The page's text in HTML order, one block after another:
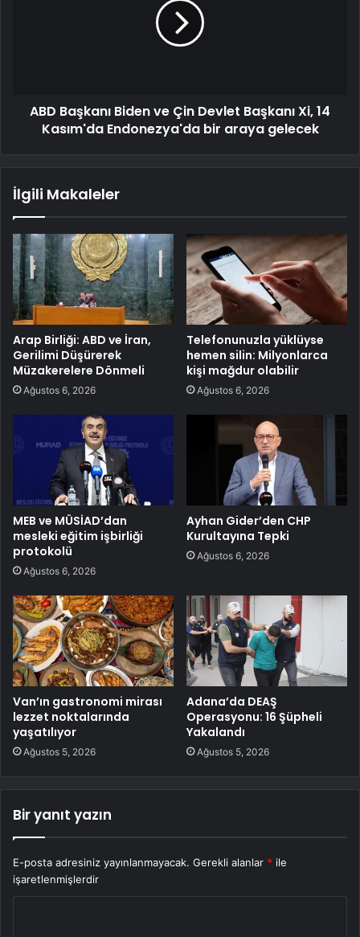
ABD Başkanı Biden ve Çin Devlet Başkanı Xi, 14
Kasım'da Endonezya'da bir araya gelecek
İlgili Makaleler
Arap Birliği: ABD ve İran,
Gerilimi Düşürerek
Müzakerelere Dönmeli
Ağustos 6, 2026
Telefonunuzla yüklüyse
hemen silin: Milyonlarca
kişi mağdur olabilir
Ağustos 6, 2026
MEB ve MÜSİAD’dan
mesleki eğitim işbirliği
protokolü
Ağustos 6, 2026
Ayhan Gider’den CHP
Kurultayına Tepki
Ağustos 6, 2026
Van’ın gastronomi mirası
lezzet noktalarında
yaşatılıyor
Ağustos 5, 2026
Adana’da DEAŞ
Operasyonu: 16 Şüpheli
Yakalandı
Ağustos 5, 2026
Bir yanıt yazın
E-posta adresiniz yayınlanmayacak. Gerekli alanlar * ile
işaretlenmişlerdir